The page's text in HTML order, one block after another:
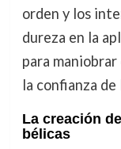
orden y los
dureza en la
para
la confianza
La creación
bélicas